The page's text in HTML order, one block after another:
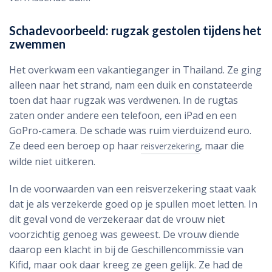
Schadevoorbeeld: rugzak gestolen tijdens het
zwemmen
Het overkwam een vakantieganger in Thailand. Ze ging
alleen naar het strand, nam een duik en constateerde
toen dat haar rugzak was verdwenen. In de rugtas
zaten onder andere een telefoon, een iPad en een
GoPro-camera. De schade was ruim vierduizend euro.
Ze deed een beroep op haar reisverzekering, maar die
wilde niet uitkeren.
In de voorwaarden van een reisverzekering staat vaak
dat je als verzekerde goed op je spullen moet letten. In
dit geval vond de verzekeraar dat de vrouw niet
voorzichtig genoeg was geweest. De vrouw diende
daarop een klacht in bij de Geschillencommissie van
Kifid, maar ook daar kreeg ze geen gelijk. Ze had de